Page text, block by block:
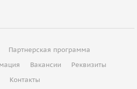
Партнерская программа
Вакансии
Реквизиты
Контакты